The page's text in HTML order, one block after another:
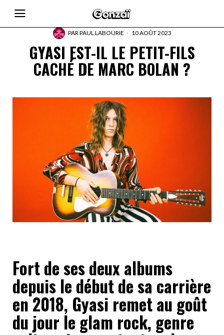
PARPAUL LABOURIE 10 AOÛT 2023
GYASI EST-IL LE PETIT-FILS
CACHÉ DE MARC BOLAN ?
Fort de ses deux albums
depuis le début de sa carrière
en 2018, Gyasi remet au goût
du jour le glam rock, genre